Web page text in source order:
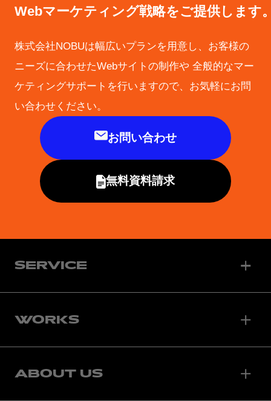
Webマーケティング戦略をご提供します
株式会社NOBUは幅広いプランを用意し、お客様の
ニーズに合わせたWebサイトの制作や 全般的なマー
ケティングサポートを行いますので、お気軽にお問
い合わせください。
お問い合わせ
無料資料請求
SERVICE
WORKS
ABOUT US